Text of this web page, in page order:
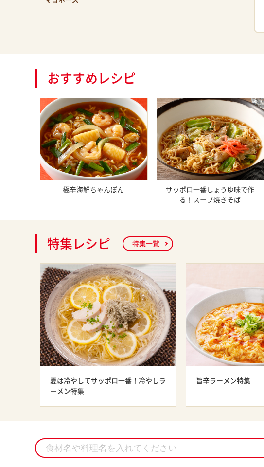
おすすめレシピ
極辛海鮮ちゃんぽん
サッポロ一番しょうゆ味で作
る！スープ焼きそば
特集レシピ 特集一覧
夏は冷やしてサッポロ一番！冷やしラ
ーメン特集
旨辛ラーメン特集